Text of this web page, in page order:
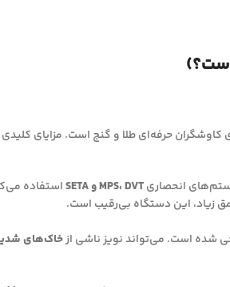
انحصاریMPS، DVT و SETA استفاده
زیاد، این دستگاه بی‌رقیب است.
خاک‌های